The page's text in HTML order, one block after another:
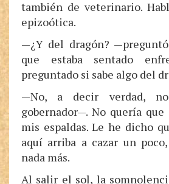
también de veterinario.
epizoótica.
—¿Y del dragón?
que estaba sentado
preguntado si sabe algo del
—No, a decir verdad,
gobernador—. No quería
mis espaldas. Le he dicho
aquí arriba a cazar un
nada más.
Al salir el sol, la